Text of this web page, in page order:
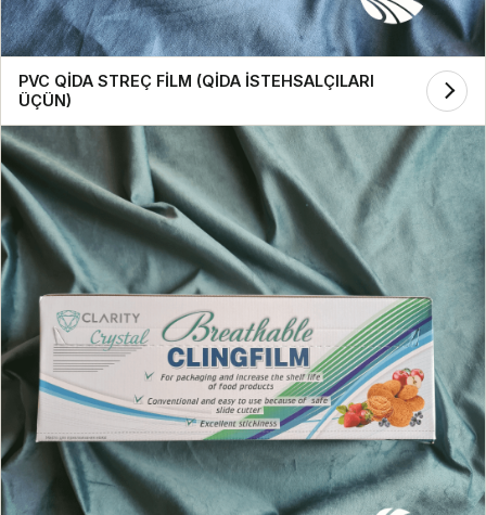
PVC QİDA STREÇ FİLM (QİDA İSTEHSALÇILARI
ÜÇÜN)